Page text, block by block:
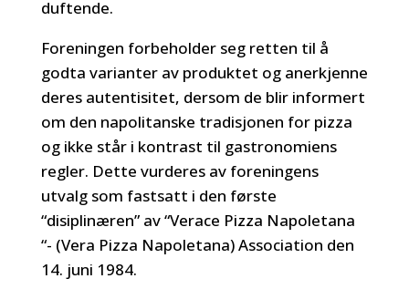
duftende.
Foreningen forbeholder seg retten til å
godta varianter av produktet og anerkjenne
deres autentisitet, dersom de blir informert
om den napolitanske tradisjonen for pizza
og ikke står i kontrast til gastronomiens
regler. Dette vurderes av foreningens
utvalg som fastsatt i den første
“disiplinæren” av “Verace Pizza Napoletana
“- (Vera Pizza Napoletana) Association den
14. juni 1984.